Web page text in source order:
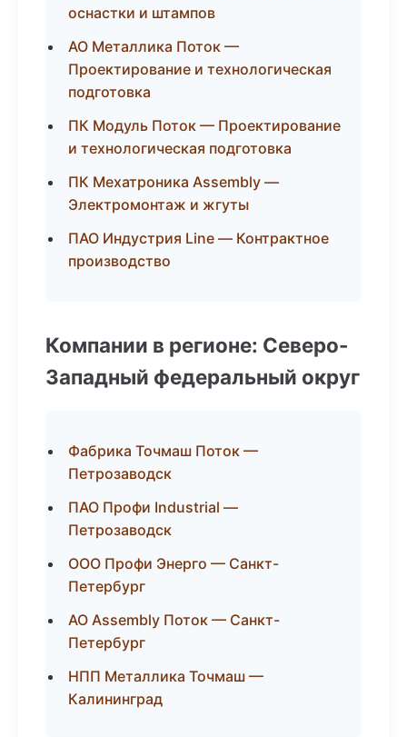
оснастки и штампов
АО Металлика Поток —
Проектирование и технологическая
подготовка
ПК Модуль Поток — Проектирование
и технологическая подготовка
ПК Мехатроника Assembly —
Электромонтаж и жгуты
ПАО Индустрия Line — Контрактное
производство
Компании в регионе: Северо-
Западный федеральный округ
Фабрика Точмаш Поток —
Петрозаводск
ПАО Профи Industrial —
Петрозаводск
ООО Профи Энерго — Санкт-
Петербург
АО Assembly Поток — Санкт-
Петербург
НПП Металлика Точмаш —
Калининград